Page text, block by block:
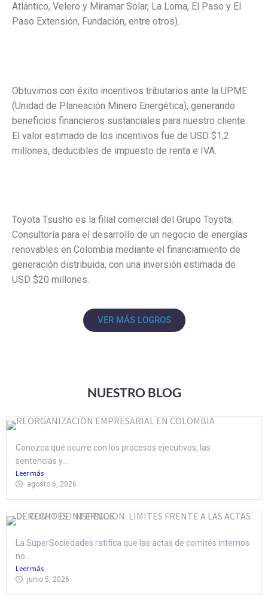
Atlántico, Velero y Miramar Solar, La Loma, El Paso y El
Paso Extensión, Fundación, entre otros).
Obtuvimos con éxito incentivos tributarios ante la UPME
(Unidad de Planeación Minero Energética), generando
beneficios financieros sustanciales para nuestro cliente.
El valor estimado de los incentivos fue de USD $1,2
millones, deducibles de impuesto de renta e IVA.
Toyota Tsusho es la filial comercial del Grupo Toyota.
Consultoría para el desarrollo de un negocio de energías
renovables en Colombia mediante el financiamiento de
generación distribuida, con una inversión estimada de
USD $20 millones.
VER MÁS LOGROS
NUESTRO BLOG
Conozca qué ocurre con los procesos ejecutivos, las
sentencias y...
Leer más
agosto 6, 2026
La SuperSociedades ratifica que las actas de comités internos
no...
Leer más
junio 5, 2026